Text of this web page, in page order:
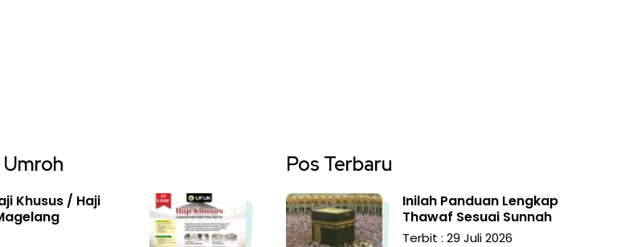
Khusus / Haji
Pos Terbaru
Inilah Panduan Lengkap
Thawaf Sesuai Sunnah
Terbit : 29 Juli 2026